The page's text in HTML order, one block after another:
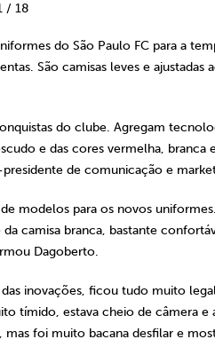
/ 18
do São Paulo FC para a
São camisas leves e ajustadas
do clube. Agregam
e das cores vermelha, branca
de comunicação e
modelos para os novos
camisa branca, bastante
Dagoberto.
inovações, ficou tudo muito
tímido, estava cheio de câmera e
foi muito bacana desfilar e